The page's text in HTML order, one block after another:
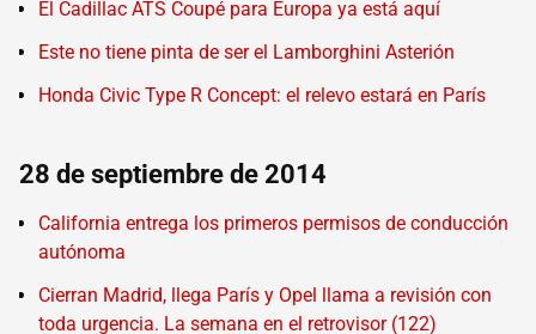
El Cadillac ATS Coupé para Europa ya está aquí
Este no tiene pinta de ser el Lamborghini Asterión
Honda Civic Type R Concept: el relevo estará en París
28 de septiembre de 2014
California entrega los primeros permisos de conducción
autónoma
Cierran Madrid, llega París y Opel llama a revisión con
toda urgencia. La semana en el retrovisor (122)